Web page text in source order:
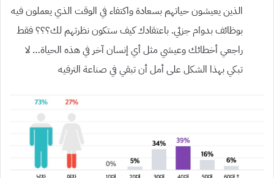
الذين يعيشون حياتهم بسعادة واكتفاء في الوقت الذي يعملون فيه
بوظائف بدوام جزئي. باعتقادك كيف ستكون نظرتهم لك؟؟؟ فقط
راجعي أخطائك وعيشي مثل أي إنسان آخر في هذه الحياة… لا
تبكي بهذا الشكل على أمل أن تبقي في صناعة الترفيه